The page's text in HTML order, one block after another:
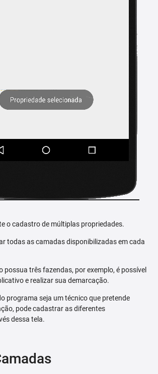
o cadastro de múltiplas propriedades.
todas as camadas disponibilizadas em cada
possua três fazendas, por exemplo, é possível
e realizar sua demarcação.
programa seja um técnico que pretende
pode cadastrar as diferentes
dessa tela.